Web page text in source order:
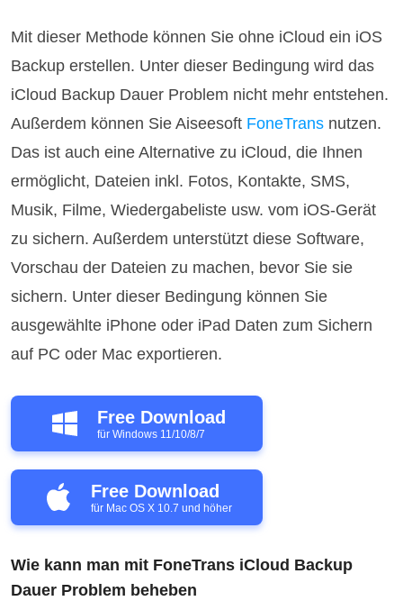
Mit dieser Methode können Sie ohne iCloud ein iOS
Backup erstellen. Unter dieser Bedingung wird das
iCloud Backup Dauer Problem nicht mehr entstehen.
Außerdem können Sie Aiseesoft FoneTrans nutzen.
Das ist auch eine Alternative zu iCloud, die Ihnen
ermöglicht, Dateien inkl. Fotos, Kontakte, SMS,
Musik, Filme, Wiedergabeliste usw. vom iOS-Gerät
zu sichern. Außerdem unterstützt diese Software,
Vorschau der Dateien zu machen, bevor Sie sie
sichern. Unter dieser Bedingung können Sie
ausgewählte iPhone oder iPad Daten zum Sichern
auf PC oder Mac exportieren.
Free Download
für Windows 11/10/8/7
Free Download
für Mac OS X 10.7 und höher
Wie kann man mit FoneTrans iCloud Backup
Dauer Problem beheben